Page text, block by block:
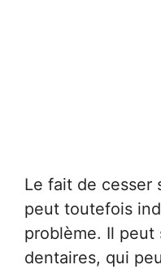
Le fait de cesser
peut toutefois
problème. Il peut
dentaires, qui